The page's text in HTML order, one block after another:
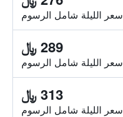
سعر الليلة شامل الرسوم
289 ﷼
سعر الليلة شامل الرسوم
313 ﷼
سعر الليلة شامل الرسوم